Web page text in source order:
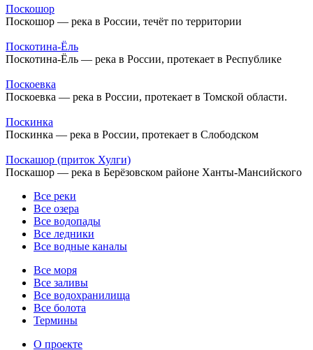
Поскошор
Поскошор — река в России, течёт по территории
Поскотина-Ёль
Поскотина-Ёль — река в России, протекает в Республике
Поскоевка
Поскоевка — река в России, протекает в Томской области.
Поскинка
Поскинка — река в России, протекает в Слободском
Поскашор (приток Хулги)
Поскашор — река в Берёзовском районе Ханты-Мансийского
Все реки
Все озера
Все водопады
Все ледники
Все водные каналы
Все моря
Все заливы
Все водохранилища
Все болота
Термины
О проекте